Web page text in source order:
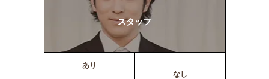
スタッフ
あり
なし